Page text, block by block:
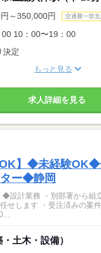
～350,000円 交通費一部
10：00〜19：00
決定
もっと見る
求人詳細を見る
OK】◆未経験
ー◆静岡
◆設計業務 ・別部署から組
せします ・受注済みの案
土木・設備）